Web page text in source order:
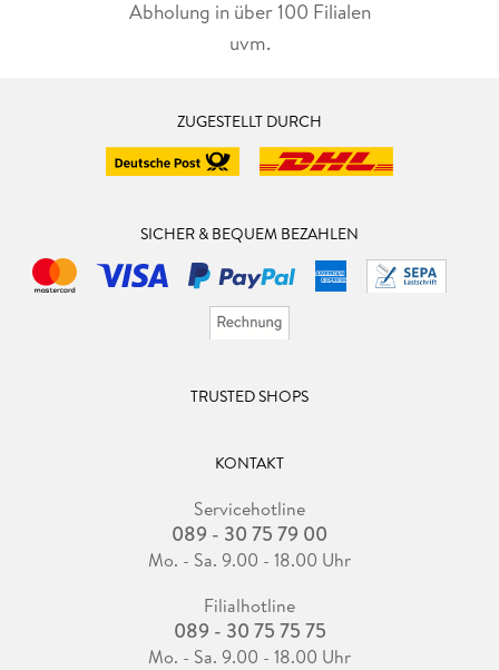
Abholung in über 100 Filialen
uvm.
ZUGESTELLT DURCH
SICHER & BEQUEM BEZAHLEN
TRUSTED SHOPS
KONTAKT
Servicehotline
089 - 30 75 79 00
Mo. - Sa. 9.00 - 18.00 Uhr
Filialhotline
089 - 30 75 75 75
Mo. - Sa. 9.00 - 18.00 Uhr